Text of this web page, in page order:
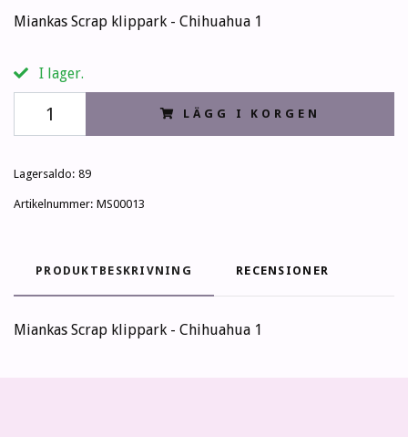
Miankas Scrap klippark - Chihuahua 1
I lager.
LÄGG I KORGEN
Lagersaldo: 89
Artikelnummer: MS00013
PRODUKTBESKRIVNING RECENSIONER
Miankas Scrap klippark - Chihuahua 1